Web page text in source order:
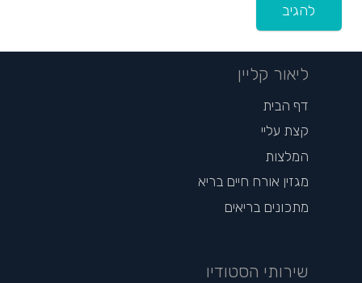
להגיב
ליאור קליין
דף הבית
קצת עליי
המלצות
מגזין אורח חיים בריא
מתכונים בריאים
שירותי הסטודיו